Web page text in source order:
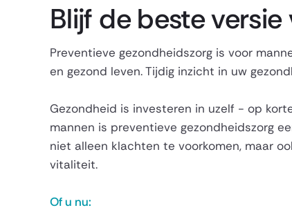
Blijf de beste versie
Preventieve gezondheidszorg is voor
en gezond leven. Tijdig inzicht in uw
Gezondheid is investeren in uzelf - op
mannen is preventieve gezondheidszorg
niet alleen klachten te voorkomen, maar
vitaliteit.
Of u nu: